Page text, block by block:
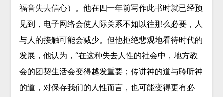
福音失去信心）。他在四十年前写作此书时就已经预
见到，电子网络会使人际关系不如以往那么必要，人
与人的接触可能会减少。但他拒绝悲观地看待时代的
发展，他认为，“在这种失去人性的社会中，地方教
会的团契生活会变得越发重要；传讲神的道与聆听神
的道，对保存我们的人性而言，也可能变得更有必